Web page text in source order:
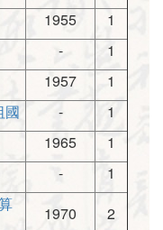
1955
1
-
1
1957
1
國 -
1
1965
1
-
1
1970
2